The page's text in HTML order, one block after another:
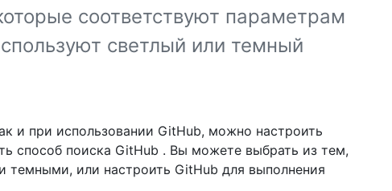
соответствуют параметрам
светлый или темный
и при использовании GitHub, можно настроить
способ поиска GitHub . Вы можете выбрать из тем,
темными, или настроить GitHub для выполнения